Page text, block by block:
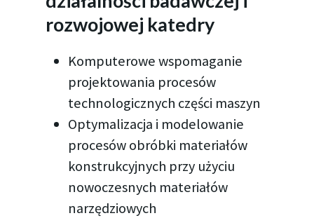
rozwojowej katedry
Komputerowe wspomaganie
projektowania procesów
technologicznych części maszyn
Optymalizacja i modelowanie
procesów obróbki materiałów
konstrukcyjnych przy użyciu
nowoczesnych materiałów
narzędziowych